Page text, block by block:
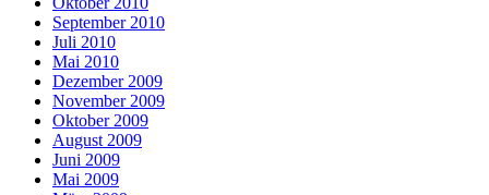
September 2010
Juli 2010
Mai 2010
Dezember 2009
November 2009
Oktober 2009
August 2009
Juni 2009
Mai 2009